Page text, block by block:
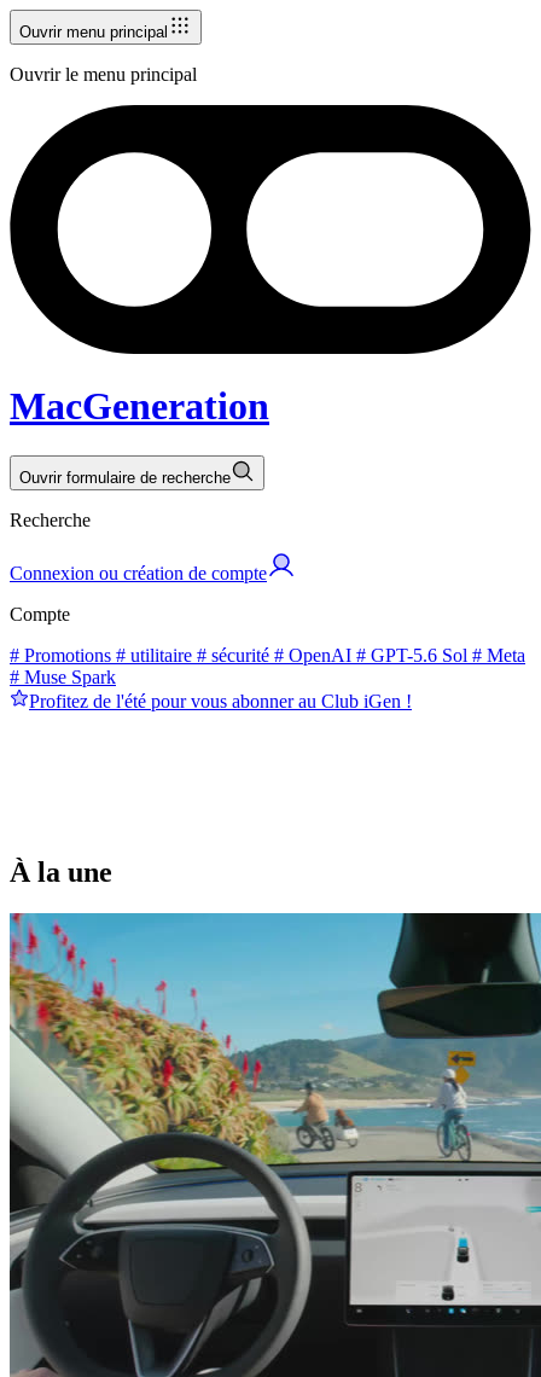
Ouvrir menu principal
Ouvrir le menu principal
MacGeneration
Ouvrir formulaire de recherche
Recherche
Connexion ou création de compte
Compte
# Promotions # utilitaire # sécurité # OpenAI # GPT-5.6 Sol # Meta
# Muse Spark
Profitez de l'été pour vous abonner au Club iGen !
À la une